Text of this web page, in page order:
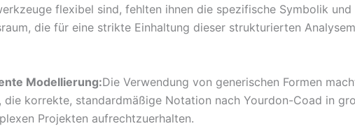
flexibel sind, fehlten ihnen die spezifische Symbolik und
die für eine strikte Einhaltung dieser strukturierten
Modellierung:Die Verwendung von generischen Formen
die korrekte, standardmäßige Notation nach Yourdon-Coad in
Projekten aufrechtzuerhalten.